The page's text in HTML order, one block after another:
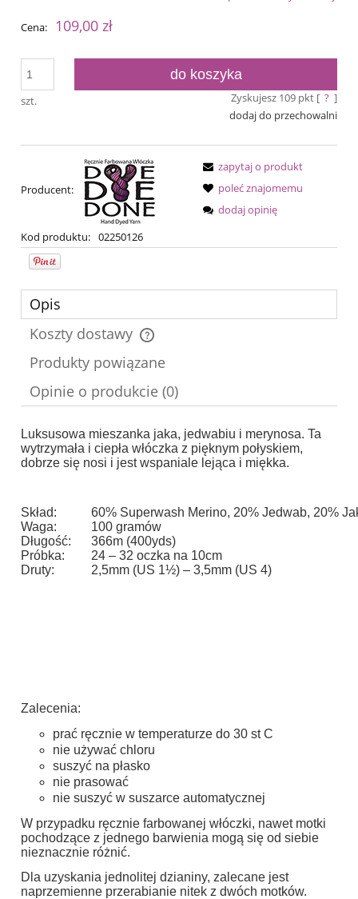
Cena: 109,00 zł
szt.
do koszyka
Zyskujesz 109pkt [ ? ]
dodaj do przechowalni
Producent:
Kod produktu: 02250126
zapytaj o produkt
poleć znajomemu
dodaj opinię
Opis
Koszty dostawy
Cena nie zawiera ewentualnych kosztów płatności
Produkty powiązane
Opinie o produkcie (0)
Luksusowa mieszanka jaka, jedwabiu i merynosa. Ta
wytrzymała i ciepła włóczka z pięknym połyskiem,
dobrze się nosi i jest wspaniale lejąca i miękka.
Skład:
60% Superwash Merino, 20% Jedwab, 20%
Waga:
100 gramów
Długość:
366m (400yds)
Próbka:
24 – 32 oczka na 10cm
Druty:
2,5mm (US 1½) – 3,5mm (US 4)
Zalecenia:
prać ręcznie w temperaturze do 30 st C
nie używać chloru
suszyć na płasko
nie prasować
nie suszyć w suszarce automatycznej
W przypadku ręcznie farbowanej włóczki, nawet motki
pochodzące z jednego barwienia mogą się od siebie
nieznacznie różnić.
Dla uzyskania jednolitej dzianiny, zalecane jest
naprzemienne przerabianie nitek z dwóch motków.